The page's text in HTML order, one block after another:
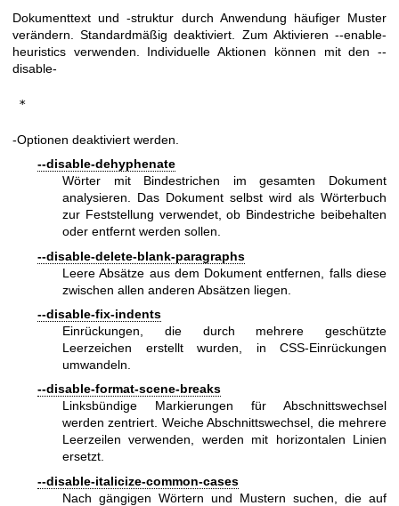
Dokumenttext und -struktur durch Anwendung häufiger Muster
verändern. Standardmäßig deaktiviert. Zum Aktivieren --enable-
heuristics verwenden. Individuelle Aktionen können mit den --
disable-
*
-Optionen deaktiviert werden.
--disable-dehyphenate
Wörter mit Bindestrichen im gesamten Dokument
analysieren. Das Dokument selbst wird als Wörterbuch
zur Feststellung verwendet, ob Bindestriche beibehalten
oder entfernt werden sollen.
--disable-delete-blank-paragraphs
Leere Absätze aus dem Dokument entfernen, falls diese
zwischen allen anderen Absätzen liegen.
--disable-fix-indents
Einrückungen, die durch mehrere geschützte
Leerzeichen erstellt wurden, in CSS-Einrückungen
umwandeln.
--disable-format-scene-breaks
Linksbündige Markierungen für Abschnittswechsel
werden zentriert. Weiche Abschnittswechsel, die mehrere
Leerzeilen verwenden, werden mit horizontalen Linien
ersetzt.
--disable-italicize-common-cases
Nach gängigen Wörtern und Mustern suchen, die auf